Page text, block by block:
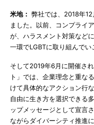
米地： 弊社では、2018年
ました。以前、コンプライ
が、ハラスメント対策など
一環でLGBTに取り組んでい
そして2019年6月に開催さ
ト」では、企業理念と重な
けて具体的なアクション行
自由に生き方を選択できる
ップメッセージとして宣言
ながらダイバーシティ推進